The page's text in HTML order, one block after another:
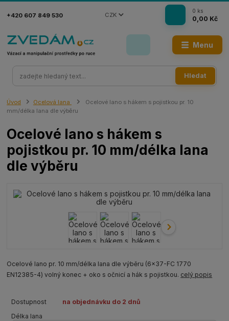
Menu
CZK
Hledat
+420 607 849 530
0 ks
0,00 Kč
Úvod Ocelová lana
Ocelové lano s hákem s pojistkou pr. 10
mm/délka lana dle výběru
Ocelové lano s hákem s
pojistkou pr. 10 mm/délka lana
dle výběru
Ocelové lano pr. 10 mm/délka lana dle výběru (6x37-FC 1770
EN12385-4) volný konec + oko s očnicí a hák s pojistkou. celý popis
Dostupnost
na objednávku do 2 dnů
Délka lana